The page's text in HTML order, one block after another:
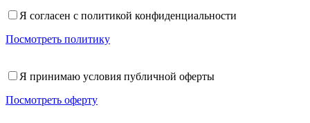
Я согласен с политикой конфиденциальности
Посмотреть политику
Я принимаю условия публичной оферты
Посмотреть оферту